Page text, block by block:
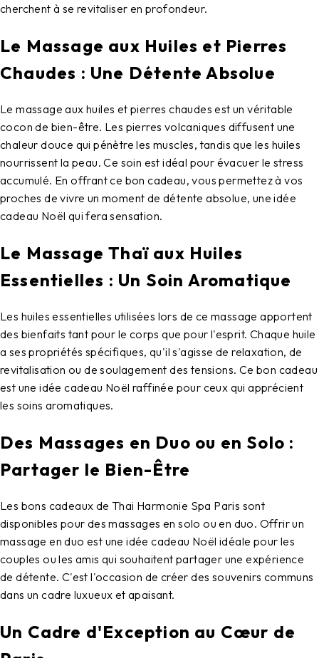
cherchent à se revitaliser en profondeur.
Le Massage aux Huiles et Pierres
Chaudes : Une Détente Absolue
Le massage aux huiles et pierres chaudes est un véritable
cocon de bien-être. Les pierres volcaniques diffusent une
chaleur douce qui pénètre les muscles, tandis que les huiles
nourrissent la peau. Ce soin est idéal pour évacuer le stress
accumulé. En offrant ce bon cadeau, vous permettez à vos
proches de vivre un moment de détente absolue, une idée
cadeau Noël qui fera sensation.
Le Massage Thaï aux Huiles
Essentielles : Un Soin Aromatique
Les huiles essentielles utilisées lors de ce massage apportent
des bienfaits tant pour le corps que pour l'esprit. Chaque huile
a ses propriétés spécifiques, qu'il s'agisse de relaxation, de
revitalisation ou de soulagement des tensions. Ce bon cadeau
est une idée cadeau Noël raffinée pour ceux qui apprécient
les soins aromatiques.
Des Massages en Duo ou en Solo :
Partager le Bien-Être
Les bons cadeaux de Thai Harmonie Spa Paris sont
disponibles pour des massages en solo ou en duo. Offrir un
massage en duo est une idée cadeau Noël idéale pour les
couples ou les amis qui souhaitent partager une expérience
de détente. C'est l'occasion de créer des souvenirs communs
dans un cadre luxueux et apaisant.
Un Cadre d'Exception au Cœur de